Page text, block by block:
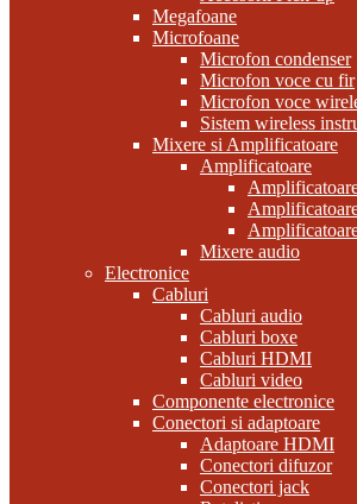
Megafoane
Microfoane
Microfon condenser
Microfon voce cu fir
Microfon voce
Sistem wireless
Mixere si Amplificatoare
Amplificatoare
Mixere audio
Electronice
Cabluri
Cabluri audio
Cabluri boxe
Cabluri HDMI
Cabluri video
Componente electronice
Conectori si adaptoare
Adaptoare HDMI
Conectori difuzor
Conectori jack